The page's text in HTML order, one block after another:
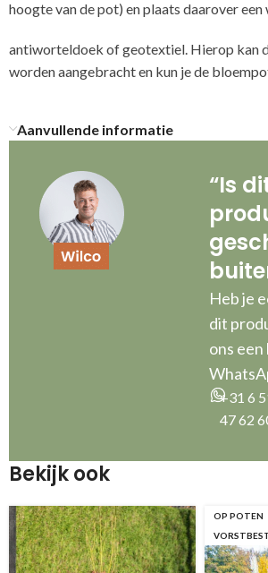
hoogte van de pot) en plaats daarover
antiworteldoek of geotextiel. Hierop kan
worden aangebracht en kun je de
Aanvullende informatie
“Is
Heb je
dit
ons
+31 6
47 62
Bekijk ook
OP POTEN